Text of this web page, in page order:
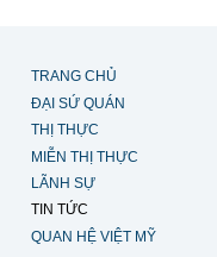
TRANG CHỦ
ĐẠI SỨ QUÁN
THỊ THỰC
MIỄN THỊ THỰC
LÃNH SỰ
TIN TỨC
QUAN HỆ VIỆT MỸ